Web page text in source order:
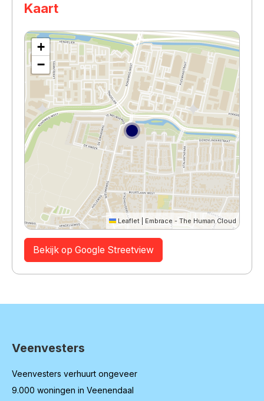
Kaart
+
−
Leaflet Embrace - The Human Cloud
Bekijk op Google Streetview
Contactinformatie
Veenvesters
Veenvesters verhuurt ongeveer
9.000 woningen in Veenendaal